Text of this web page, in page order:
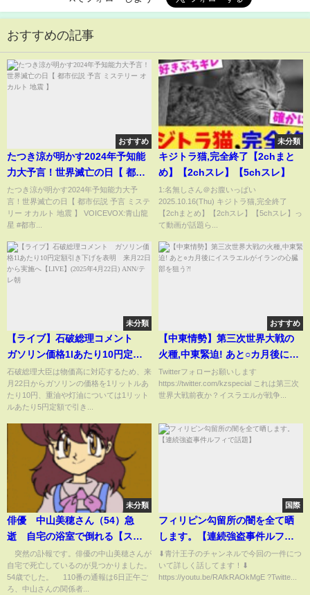
おすすめの記事
おすすめ
たつき涼が明かす2024年予知能
力大予言！世界滅亡の日【 都市
伝説 予言 ミステリー オカルト
地震 】
たつき涼が明かす2024年予知能力大予
言！世界滅亡の日【 都市伝説 予言 ミステ
リー オカルト 地震 】 VOICEVOX:青山龍
星 #都市...
未分類
キジトラ猫,完全終了【2chまと
め】【2chスレ】【5chスレ】
1:名無しさん＠お腹いっぱい
2025.10.16(Thu) キジトラ猫,完全終了
【2chまとめ】【2chスレ】【5chスレ】っ
て動画が話題ら...
未分類
【ライブ】石破総理コメント
ガソリン価格1lあたり10円定額
引き下げを表明 来月22日から
実施へ【LIVE】(2025年4月22日)
ANN/テレ朝
石破総理大臣は物価高に対応するため、来
月22日からガソリンの価格を1リットルあ
たり10円、重油や灯油については1リット
ルあたり5円定額で引き...
おすすめ
【中東情勢】第三次世界大戦の
火種,中東緊迫! あと○カ月後にイ
スラエルがイランの心臓部を狙
う?!
Twitterフォローお願いします
https://twitter.com/kzspecial これは第三次
世界大戦前夜か？イスラエルが戦争...
未分類
俳優 中山美穂さん（54）急
逝 自宅の浴室で倒れる【スー
パーJチャンネル】(2024年12月6
日)
突然の訃報です。俳優の中山美穂さんが
自宅で死亡しているのが見つかりました。
54歳でした。 110番の通報は6日正午ご
ろ、中山さんの関係者...
国際
フィリピン勾留所の闇を全て晒
します。【連続強盗事件ルフィ
で話題】
⬇︎青汁王子のチャンネルで今回の一件につ
いて詳しく話してます！⬇︎
https://youtu.be/RAfkRAOkMgE ?Twitte...